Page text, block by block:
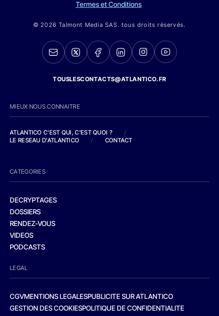
Termes et Conditions
© 2026 Talmont Media SAS. tous droits réservés.
TOUSLESCONTACTS@ATLANTICO.FR
MIEUX NOUS CONNAITRE
ATLANTICO C'EST QUI, C'EST QUOI ?
/
LE RESEAU D'ATLANTICO
/ CONTACT
CATEGORIES
DECRYPTAGES
DOSSIERS
RENDEZ-VOUS
VIDEOS
PODCASTS
LEGAL
CGVMENTIONS LEGALESPUBLICITE SUR ATLANTICO
GESTION DES COOKIESPOLITIQUE DE CONFIDENTIALITE